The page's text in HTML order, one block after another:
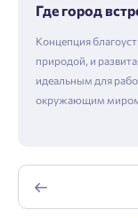
Где город
Концепция
природой, и
идеальным для
окружающим